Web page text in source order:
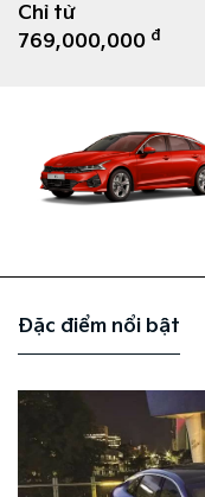
Chỉ từ
769,000,000 đ
Đặc điểm nổi bật